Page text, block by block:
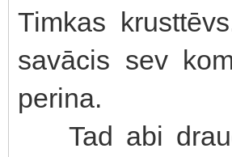
Timkas
savācis sev
perina.
Tad abi